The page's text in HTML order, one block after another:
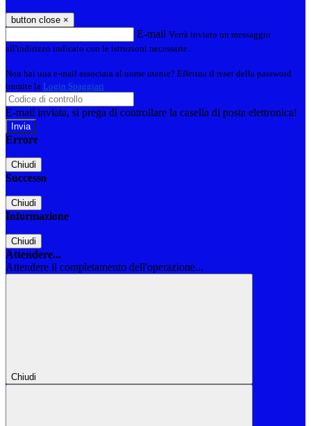
button close ×
E-mail Verrà inviato un messaggio
all'indirizzo indicato con le istruzioni necessarie.
Non hai una e-mail associata al nome utente? Effettua il reset della password
tramite la Login Spaggiari
E-mail inviata, si prega di controllare la casella di posta elettronica!
Errore
Chiudi
Successo
Chiudi
Informazione
Chiudi
Attendere...
Attendere il completamento dell'operazione...
Chiudi